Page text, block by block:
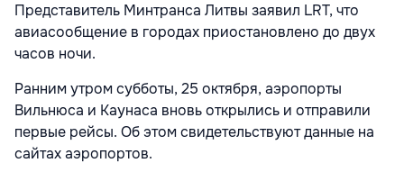
Представитель Минтранса Литвы заявил LRT, что
авиасообщение в городах приостановлено до двух
часов ночи.
Ранним утром субботы, 25 октября, аэропорты
Вильнюса и Каунаса вновь открылись и отправили
первые рейсы. Об этом свидетельствуют данные на
сайтах аэропортов.